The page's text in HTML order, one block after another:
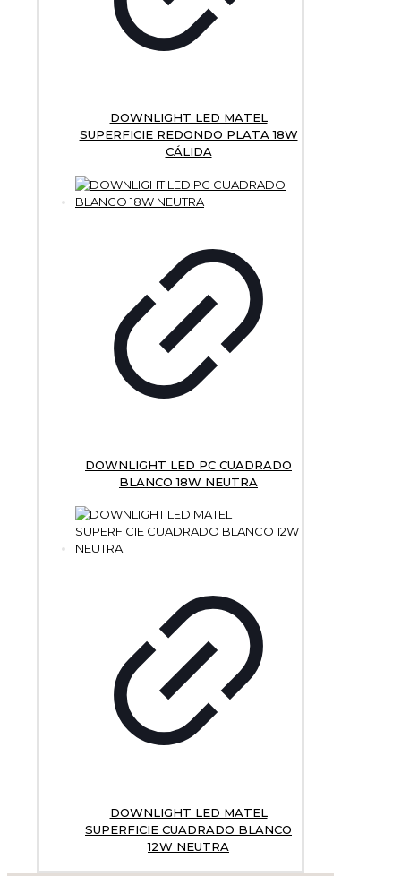
DOWNLIGHT LED MATEL
SUPERFICIE REDONDO PLATA 18W
CÁLIDA
DOWNLIGHT LED PC CUADRADO
BLANCO 18W NEUTRA
DOWNLIGHT LED MATEL
SUPERFICIE CUADRADO BLANCO
12W NEUTRA